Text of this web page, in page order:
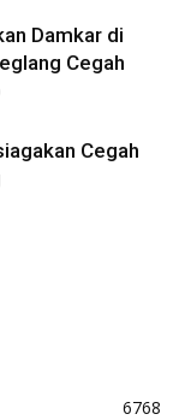
Damkar di
Cegah
Cegah
6768